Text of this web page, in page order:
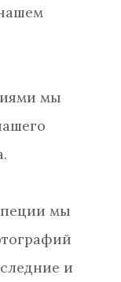
мы
мы
и